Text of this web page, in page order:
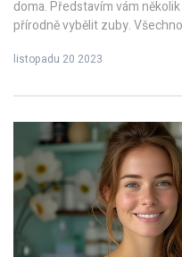
doma. Představím vám
přírodně vybělit zuby.
krokem a získejte ty perfektní
listopadu 20 2023